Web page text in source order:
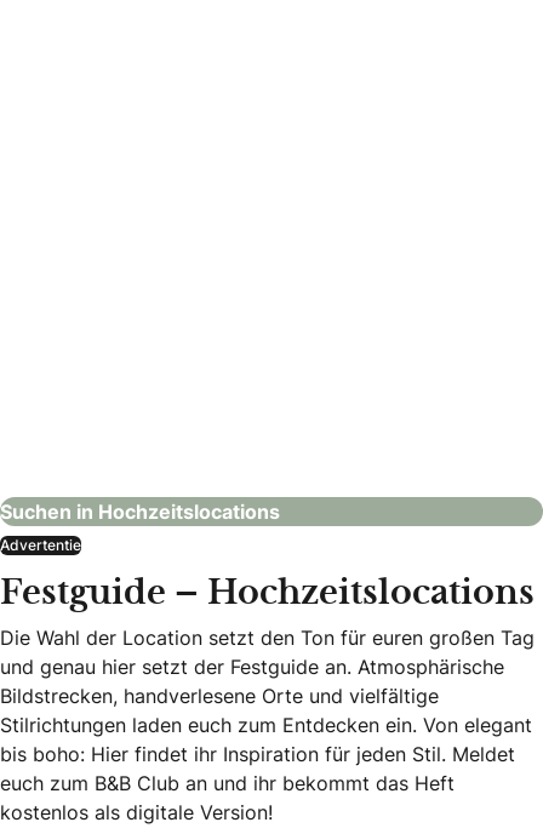
Suchen in Hochzeitslocations
Advertentie
Festguide – Hochzeitslocations
Die Wahl der Location setzt den Ton für euren großen Tag
und genau hier setzt der Festguide an. Atmosphärische
Bildstrecken, handverlesene Orte und vielfältige
Stilrichtungen laden euch zum Entdecken ein. Von elegant
bis boho: Hier findet ihr Inspiration für jeden Stil. Meldet
euch zum B&B Club an und ihr bekommt das Heft
kostenlos als digitale Version!